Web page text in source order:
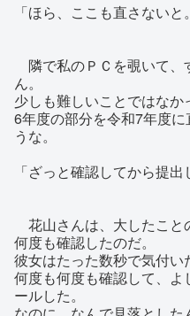
「ほら、ここも直さないと
隣で私のＰＣを覗いて、
ん。
少しも難しいことではな
6年度の部分を令和7年度
うな。
「ざっと確認してから提出
花山さんは、大したこと
何度も確認したのだ。
彼女はたった数秒で気付い
何度も何度も確認して、よ
ールした。